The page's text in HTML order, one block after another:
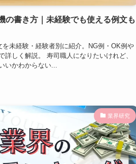
の書き方｜未経験でも使える例文も
未経験・経験者別に紹介。NG例・OK例や
詳しく解説。 寿司職人になりたいけれど、
いかわからない...
業界研究